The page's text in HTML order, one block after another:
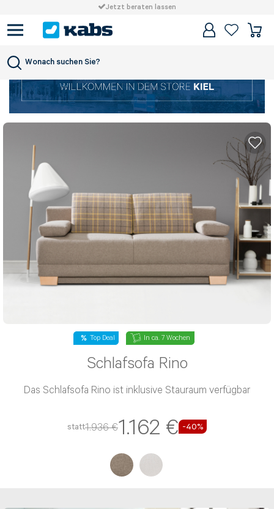
Jetzt beraten lassen
Top Deal In ca. 7 Wochen
Schlafsofa Rino
Das Schlafsofa Rino ist inklusive Stauraum verfügbar
statt1.936 €1.162 € -40%